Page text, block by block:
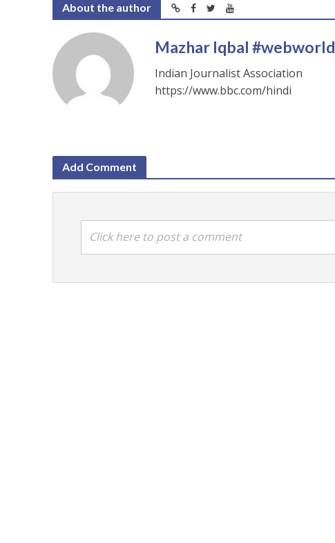
About the author
Mazhar Iqbal #webworld
Indian Journalist Association
https://www.bbc.com/hindi
Add Comment
Click here to post a comment